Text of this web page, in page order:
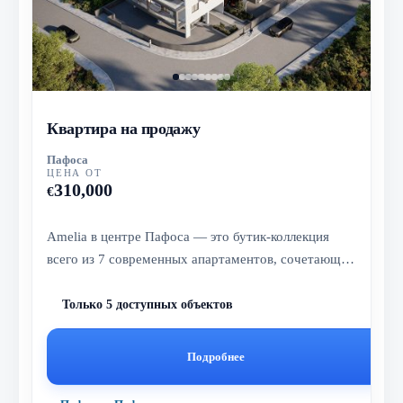
Квартира на продажу
Пафоса
ЦЕНА ОТ
€310,000
Amelia в центре Пафоса — это бутик-коллекция
всего из 7 современных апартаментов, сочетающая
Только 5 доступных объектов
Подробнее